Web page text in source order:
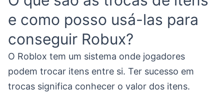
e como posso usá-las para
conseguir Robux?
O Roblox tem um sistema onde jogadores
podem trocar itens entre si. Ter sucesso em
trocas significa conhecer o valor dos itens.